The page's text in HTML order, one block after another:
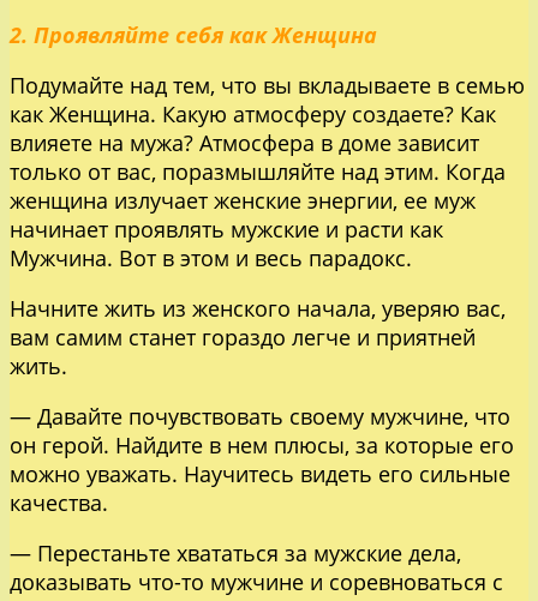
2. Проявляйте себя как Женщина
Подумайте над тем, что вы вкладываете в семью
как Женщина. Какую атмосферу создаете? Как
влияете на мужа? Атмосфера в доме зависит
только от вас, поразмышляйте над этим. Когда
женщина излучает женские энергии, ее муж
начинает проявлять мужские и расти как
Мужчина. Вот в этом и весь парадокс.
Начните жить из женского начала, уверяю вас,
вам самим станет гораздо легче и приятней
жить.
— Давайте почувствовать своему мужчине, что
он герой. Найдите в нем плюсы, за которые его
можно уважать. Научитесь видеть его сильные
качества.
— Перестаньте хвататься за мужские дела,
доказывать что-то мужчине и соревноваться с